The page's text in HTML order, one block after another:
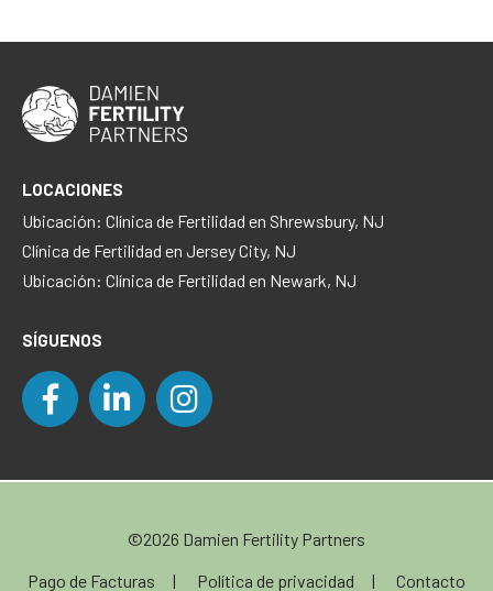
LOCACIONES
Ubicación: Clínica de Fertilidad en Shrewsbury, NJ
Clínica de Fertilidad en Jersey City, NJ
Ubicación: Clínica de Fertilidad en Newark, NJ
SÍGUENOS
©2026 Damien Fertility Partners
Pago de Facturas
Política de privacidad Contacto